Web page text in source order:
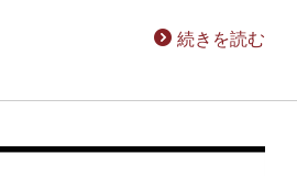
続きを読む